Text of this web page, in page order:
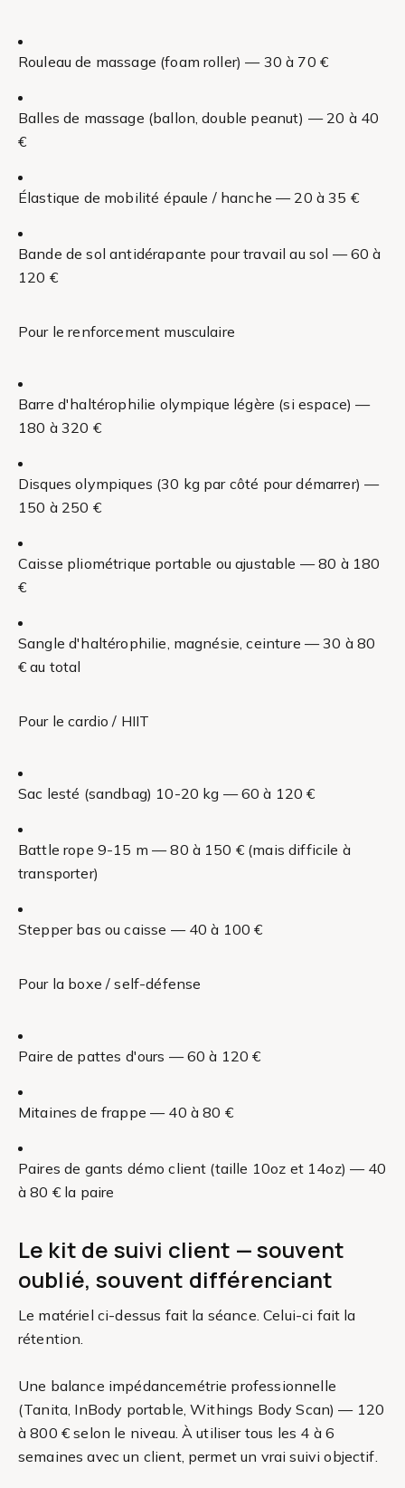
Rouleau de massage (foam roller) — 30 à 70 €
Balles de massage (ballon, double peanut) — 20 à 40
€
Élastique de mobilité épaule / hanche — 20 à 35 €
Bande de sol antidérapante pour travail au sol — 60 à
120 €
Pour le renforcement musculaire
Barre d'haltérophilie olympique légère (si espace) —
180 à 320 €
Disques olympiques (30 kg par côté pour démarrer) —
150 à 250 €
Caisse pliométrique portable ou ajustable — 80 à 180
€
Sangle d'haltérophilie, magnésie, ceinture — 30 à 80
€ au total
Pour le cardio / HIIT
Sac lesté (sandbag) 10-20 kg — 60 à 120 €
Battle rope 9-15 m — 80 à 150 € (mais difficile à
transporter)
Stepper bas ou caisse — 40 à 100 €
Pour la boxe / self-défense
Paire de pattes d'ours — 60 à 120 €
Mitaines de frappe — 40 à 80 €
Paires de gants démo client (taille 10oz et 14oz) — 40
à 80 € la paire
Le kit de suivi client — souvent
oublié, souvent différenciant
Le matériel ci-dessus fait la séance. Celui-ci fait la
rétention.
Une balance impédancemétrie professionnelle
(Tanita, InBody portable, Withings Body Scan) — 120
à 800 € selon le niveau. À utiliser tous les 4 à 6
semaines avec un client, permet un vrai suivi objectif.